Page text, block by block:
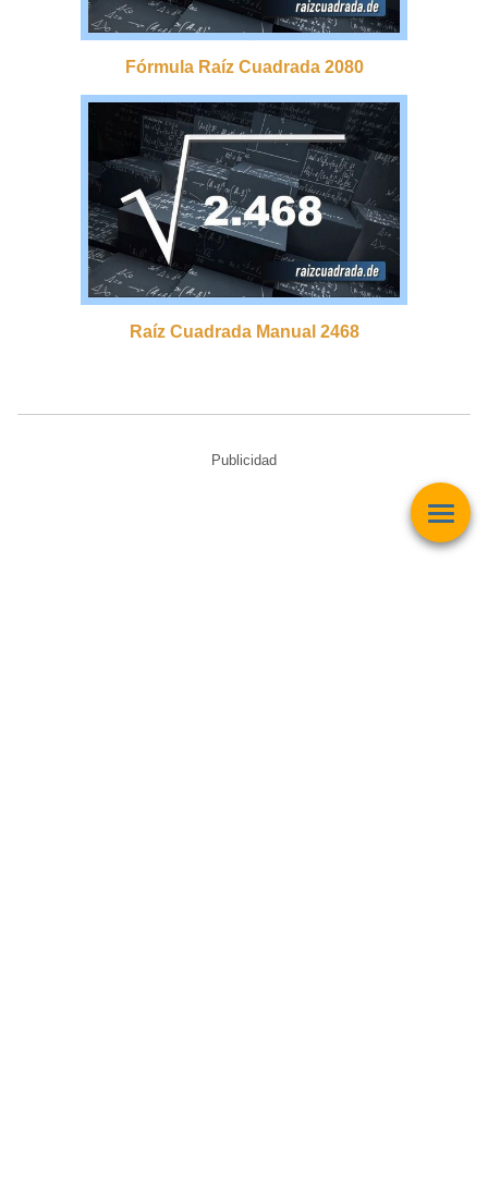
Fórmula Raíz Cuadrada 2080
Raíz Cuadrada Manual 2468
Publicidad